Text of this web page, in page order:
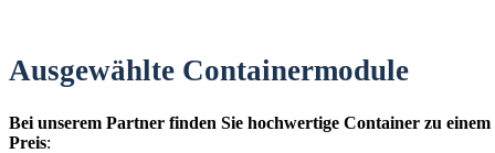
Ausgewählte Containermodule
Bei unserem Partner finden Sie hochwertige Container zu einem
Preis: